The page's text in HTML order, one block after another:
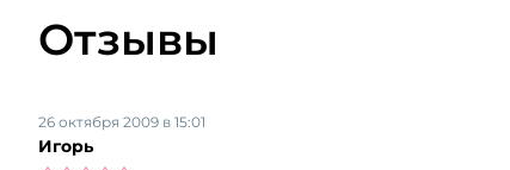
Отзывы
Игорь
26 октября 2009 в 15:01